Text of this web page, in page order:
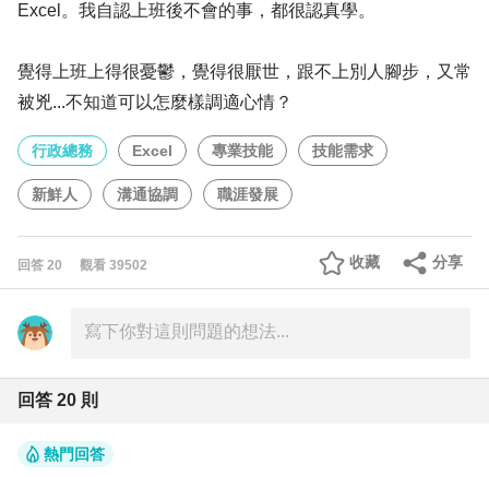
Excel。我自認上班後不會的事，都很認真學。
覺得上班上得很憂鬱，覺得很厭世，跟不上別人腳步，又常
被兇...不知道可以怎麼樣調適心情？
行政總務 Excel 專業技能 技能需求
新鮮人 溝通協調 職涯發展
回答 20 觀看 39502 分享
收藏
回答 20 則
熱門回答